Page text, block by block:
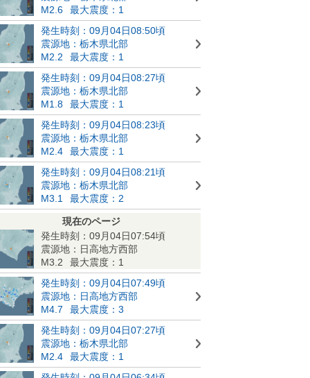
M2.6
最大震度：1
発生時刻：09月04日08:50頃
震源地：栃木県北部
M2.2
最大震度：1
発生時刻：09月04日08:27頃
震源地：栃木県北部
M1.8
最大震度：1
発生時刻：09月04日08:23頃
震源地：栃木県北部
M2.4
最大震度：1
発生時刻：09月04日08:21頃
震源地：栃木県北部
M3.1
最大震度：2
現在のページ
発生時刻：09月04日07:54頃
震源地：日高地方西部
M3.2
最大震度：1
発生時刻：09月04日07:49頃
震源地：日高地方西部
M4.7
最大震度：3
発生時刻：09月04日07:27頃
震源地：栃木県北部
M2.4
最大震度：1